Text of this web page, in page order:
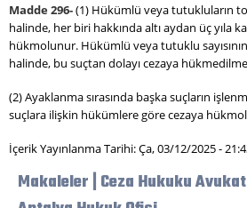
Madde 296-(1) Hükümlü veya tutukluların
halinde, her biri hakkında altı aydan üç yıla
hükmolunur. Hükümlü veya tutuklu
halinde, bu suçtan dolayı cezaya
(2) Ayaklanma sırasında başka suçların
suçlara ilişkin hükümlere göre cezaya
İçerik Yayınlanma Tarihi: Ça, 03/12/2025 -
Makaleler | Ceza Hukuku